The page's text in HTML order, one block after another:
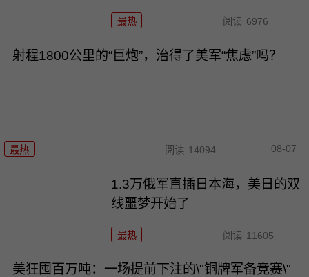
最热 阅读 6976
射程1800公里的“巨炮”，治得了美军“焦虑”吗？
最热 阅读 14094 08-07
1.3万俄军直插日本海，美日的双
线噩梦开始了
最热 阅读 11605
美狂囤百万吨：一场提前下注的\"铜牌军备竞赛\"